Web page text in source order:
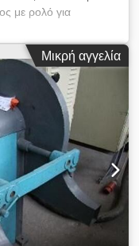
με ρολό για
γυάλισμα υψηλής
χρωμάτων,
Ισχυρή
850 mm Πλάτος
Διάμετρος
Αυτόματη
3100 x 1750 x
1200 kg
Μικρή αγγελία